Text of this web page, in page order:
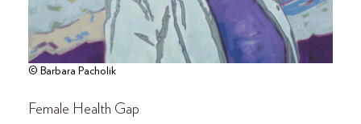
© Barbara Pacholik
Female Health Gap